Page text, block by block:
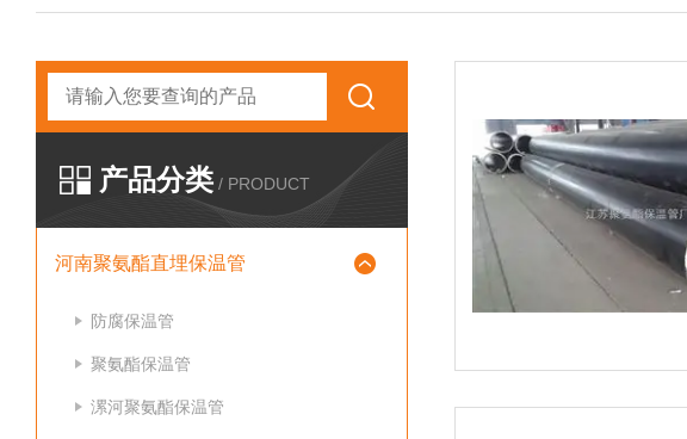
产品分类 / PRODUCT
河南聚氨酯直埋保温管
防腐保温管
聚氨酯保温管
漯河聚氨酯保温管